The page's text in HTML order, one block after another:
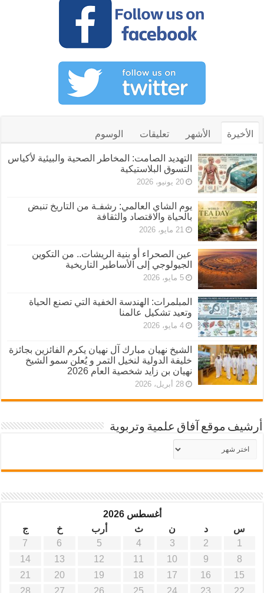
الأخيرة الأشهر تعليقات الوسوم
التهديد الصامت: المخاطر الصحية والبيئية لأكياس
التسوق البلاستيكية
20 يونيو، 2026
يوم الشاي العالمي: رشفـة من التاريخ تنبض
بالحياة والاقتصاد والثقافة
21 مايو، 2026
عين الصحراء أو بنية الريشات.. من التكوين
الجيولوجي إلى الأساطير التاريخية
5 مايو، 2026
المبلمرات: الهندسة الخفية التي تصنع الحياة
وتعيد تشكيل عالمنا
4 مايو، 2026
الشيخ نهيان مبارك آل نهيان يكرم الفائزين بجائزة
خليفة الدولية لنخيل التمر و يُعلن سمو الشيخ
نهيان بن زايد شخصية العام 2026
28 أبريل، 2026
أرشيف موقع آفاق علمية وتربوية
أرشيف
موقع
أغسطس 2026
س
د ن ث أرب خ
ج
1
2
3
4
5
6
7
8
9
10
11
12
13
14
15
16
17
18
19
20
21